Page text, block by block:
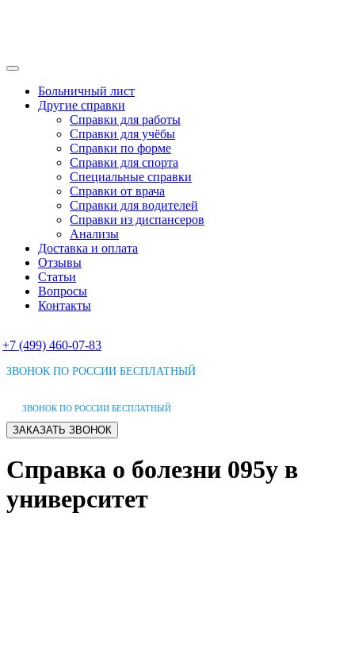
Больничный лист
Другие справки
Справки для работы
Справки для учёбы
Справки по форме
Справки для спорта
Специальные справки
Справки от врача
Справки для водителей
Справки из диспансеров
Анализы
Доставка и оплата
Отзывы
Статьи
Вопросы
Контакты
+7 (499) 460-07-83
ЗВОНОК ПО РОССИИ БЕСПЛАТНЫЙ
ЗВОНОК ПО РОССИИ БЕСПЛАТНЫЙ
Справка о болезни 095у в
университет